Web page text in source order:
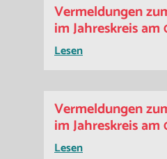
Vermeldungen
im Jahreskreis am
Lesen
Vermeldungen
im Jahreskreis am
Lesen